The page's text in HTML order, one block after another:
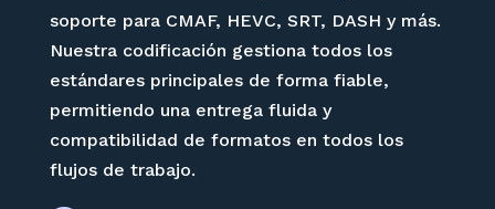
soporte para CMAF, HEVC, SRT, DASH y más.
Nuestra codificación gestiona todos los
estándares principales de forma fiable,
permitiendo una entrega fluida y
compatibilidad de formatos en todos los
flujos de trabajo.